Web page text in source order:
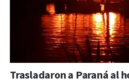
Trasladaron a Paraná al